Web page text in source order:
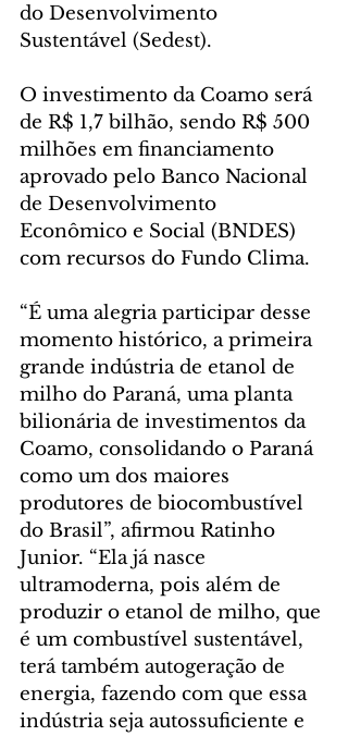
do Desenvolvimento
Sustentável (Sedest).
O investimento da Coamo será
de R$ 1,7 bilhão, sendo R$ 500
milhões em financiamento
aprovado pelo Banco Nacional
de Desenvolvimento
Econômico e Social (BNDES)
com recursos do Fundo Clima.
“É uma alegria participar desse
momento histórico, a primeira
grande indústria de etanol de
milho do Paraná, uma planta
bilionária de investimentos da
Coamo, consolidando o Paraná
como um dos maiores
produtores de biocombustível
do Brasil”, afirmou Ratinho
Junior. “Ela já nasce
ultramoderna, pois além de
produzir o etanol de milho, que
é um combustível sustentável,
terá também autogeração de
energia, fazendo com que essa
indústria seja autossuficiente e